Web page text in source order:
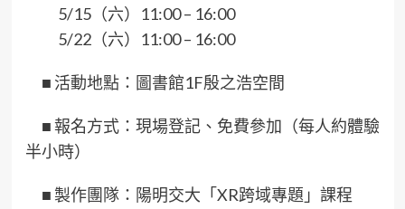
5/15（六）11:00 – 16:00
5/22（六）11:00 – 16:00
■ 活動地點：圖書館1F殷之浩空間
■報名方式：現場登記、免費參加（每人約體驗
半小時）
■ 製作團隊：陽明交大「XR跨域專題」課程